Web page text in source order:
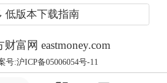
。”他说。
面是房地产。李稻葵表
产的调整很大程度上是
低版本下载指南
富网 eastmoney.com
号:沪ICP备05006054号-11